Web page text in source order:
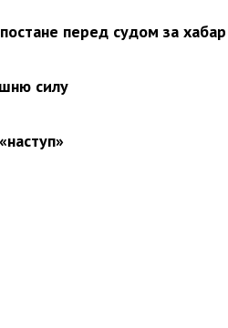
перед судом за хабар
силу